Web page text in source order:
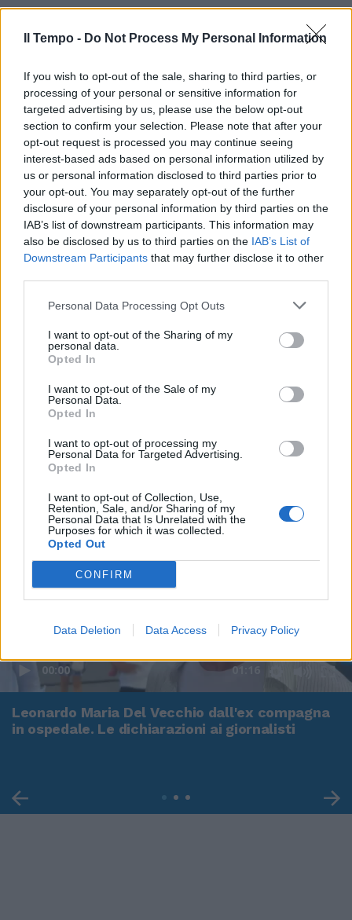
Il Tempo - Do Not Process My Personal Information
If you wish to opt-out of the sale, sharing to third parties, or
processing of your personal or sensitive information for
targeted advertising by us, please use the below opt-out
section to confirm your selection. Please note that after your
opt-out request is processed you may continue seeing
interest-based ads based on personal information utilized by
us or personal information disclosed to third parties prior to
your opt-out. You may separately opt-out of the further
disclosure of your personal information by third parties on the
IAB’s list of downstream participants. This information may
also be disclosed by us to third parties on the IAB’s List of
Downstream Participants that may further disclose it to other
Personal Data Processing Opt Outs
I want to opt-out of the Sharing of my
personal data.
Opted In
I want to opt-out of the Sale of my
Personal Data.
Opted In
I want to opt-out of processing my
Personal Data for Targeted Advertising.
Opted In
I want to opt-out of Collection, Use,
Retention, Sale, and/or Sharing of my
Personal Data that Is Unrelated with the
Purposes for which it was collected.
Opted Out
CONFIRM
Data Deletion Data Access Privacy Policy
00:00 01:16
Leonardo Maria Del Vecchio dall'ex compagna
in ospedale. Le dichiarazioni ai giornalisti